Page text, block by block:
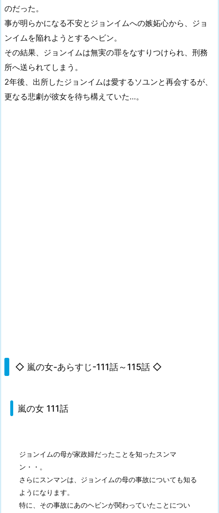
のだった。
事が明らかになる不安とジョンイムへの嫉妬心から、ジョ
ンイムを陥れようとするヘビン。
その結果、ジョンイムは無実の罪をなすりつけられ、刑務
所へ送られてしまう。
2年後、出所したジョンイムは愛するソユンと再会するが、
更なる悲劇が彼女を待ち構えていた…。
◇ 嵐の女-あらすじ-111話～115話 ◇
嵐の女 111話
ジョンイムの母が家政婦だったことを知ったスンマ
ン・・。
さらにスンマンは、ジョンイムの母の事故についても知る
ようになります。
特に、その事故にあのヘビンが関わっていたことについ